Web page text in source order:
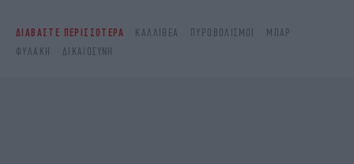
ΔΙΑΒΑΣΤΕ ΠΕΡΙΣΣΟΤΕΡΑ ΚΑΛΛΙΘΈΑ ΠΥΡΟΒΟΛΙΣΜΟΊ
ΜΠΑΡ
ΦΥΛΑΚΉ
ΔΙΚΑΙΟΣΎΝΗ